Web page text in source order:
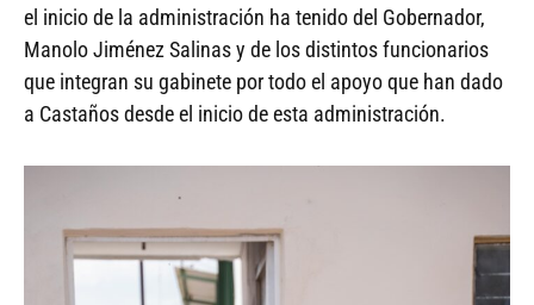
el inicio de la administración ha tenido del Gobernador,
Manolo Jiménez Salinas y de los distintos funcionarios
que integran su gabinete por todo el apoyo que han dado
a Castaños desde el inicio de esta administración.